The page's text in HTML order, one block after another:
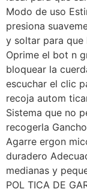
Modo de uso
presiona
y soltar para que
Oprime el bot n
bloquear la
escuchar el clic
recoja autom
Sistema que no
recogerla
Agarre ergon
duradero
medianas y
POL TICA DE